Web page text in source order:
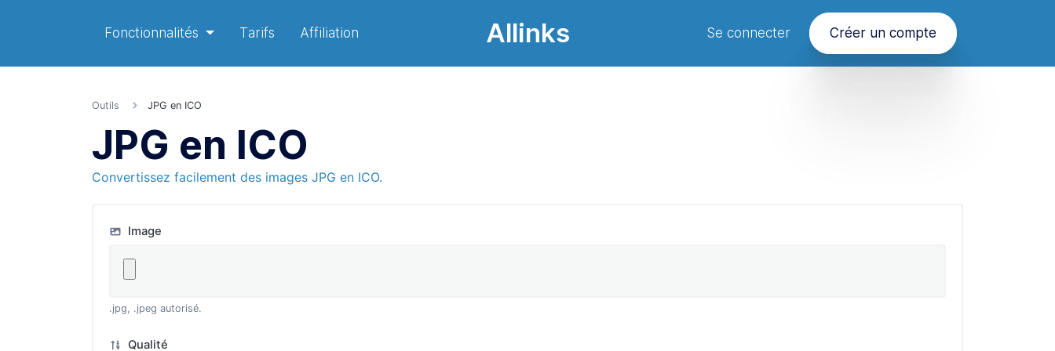
Fonctionnalités Tarifs Affiliation Allinks Se connecter Créer un compte
Outils JPG en ICO
JPG en ICO
Convertissez facilement des images JPG en ICO.
Image
.jpg, .jpeg autorisé.
Qualité